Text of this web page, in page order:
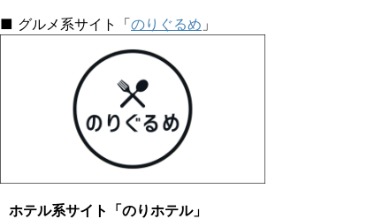
の
■ グルメ系サイト「のりぐるめ 」
ホテル系サイト「のりホテル」